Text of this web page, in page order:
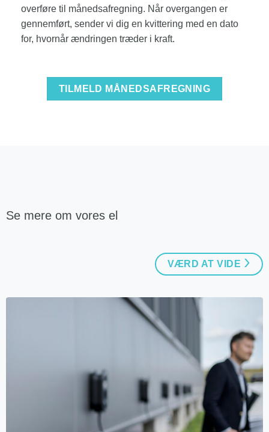
overføre til månedsafregning. Når overgangen er
gennemført, sender vi dig en kvittering med en dato
for, hvornår ændringen træder i kraft.
TILMELD MÅNEDSAFREGNING
Se mere om vores el
VÆRD AT VIDE